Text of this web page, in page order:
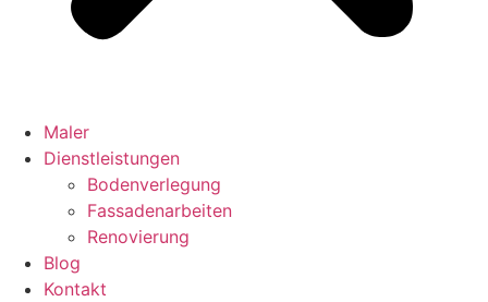
Maler
Dienstleistungen
Bodenverlegung
Fassadenarbeiten
Renovierung
Blog
Kontakt